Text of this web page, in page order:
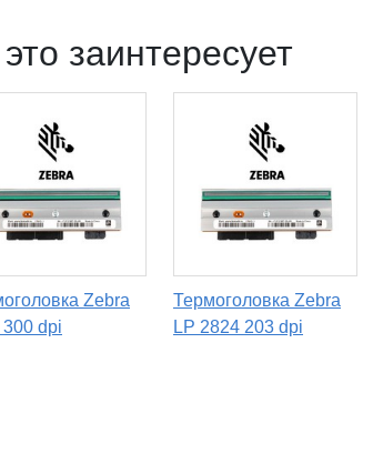
заинтересует
Zebra
300 dpi
Термоголовка Zebra
LP 2824 203 dpi